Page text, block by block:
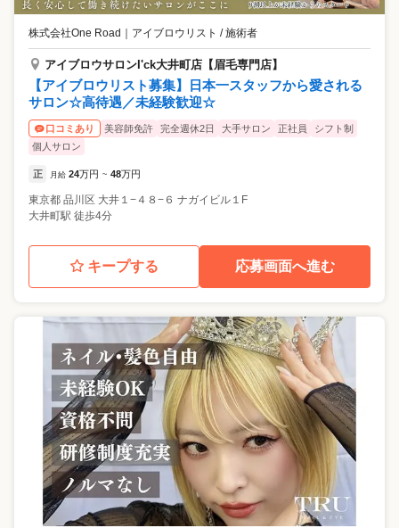
／女性／子ども2歳／新卒入社10年目） ━━━━━━━━━━━━━━
素敵な仕事だと思ってました。 ✅アナスタシア ミアレを選んだ理由 ・自
分自身の生活スタイル、気持ちの安定、余裕を大切にし、長く働ける場
所だと感じたから 実際に入社10年目の現在は、仕事と育児を両立し時
短勤務をしています。 スタッフではない時間の自分も大事にしてくれ
る会社です。
株式会社One Road アイブロウリスト / 施術者
アイブロウサロンI'ck大井町店【眉毛専門店】
【アイブロウリスト募集】日本一スタッフから愛される
サロン☆高待遇／未経験歓迎☆
口コミあり 美容師免許 完全週休2日 大手サロン 正社員
シフト制
個人サロン
正 月給 24万円 ~ 48万円
東京都 品川区 大井１−４８−６ ナガイビル１F
大井町駅 徒歩4分
キープする 応募画面へ進む